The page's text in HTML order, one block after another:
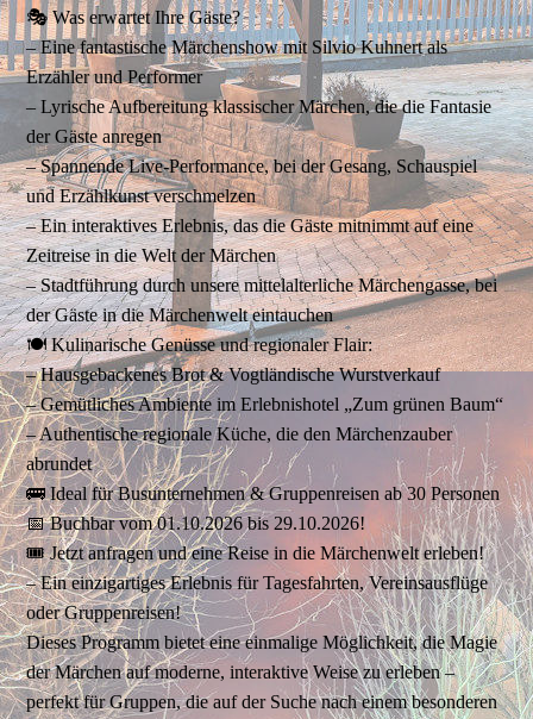
🎭 Was erwartet Ihre Gäste?
– Eine fantastische Märchenshow mit Silvio Kuhnert als
Erzähler und Performer
– Lyrische Aufbereitung klassischer Märchen, die die Fantasie
der Gäste anregen
– Spannende Live-Performance, bei der Gesang, Schauspiel
und Erzählkunst verschmelzen
– Ein interaktives Erlebnis, das die Gäste mitnimmt auf eine
Zeitreise in die Welt der Märchen
– Stadtführung durch unsere mittelalterliche Märchengasse, bei
der Gäste in die Märchenwelt eintauchen
🍽️ Kulinarische Genüsse und regionaler Flair:
– Hausgebackenes Brot & Vogtländische Wurstverkauf
– Gemütliches Ambiente im Erlebnishotel „Zum grünen Baum“
– Authentische regionale Küche, die den Märchenzauber
abrundet
🚌 Ideal für Busunternehmen & Gruppenreisen ab 30 Personen
📅 Buchbar vom 01.10.2026 bis 29.10.2026!
🎟️ Jetzt anfragen und eine Reise in die Märchenwelt erleben!
– Ein einzigartiges Erlebnis für Tagesfahrten, Vereinsausflüge
oder Gruppenreisen!
Dieses Programm bietet eine einmalige Möglichkeit, die Magie
der Märchen auf moderne, interaktive Weise zu erleben –
perfekt für Gruppen, die auf der Suche nach einem besonderen